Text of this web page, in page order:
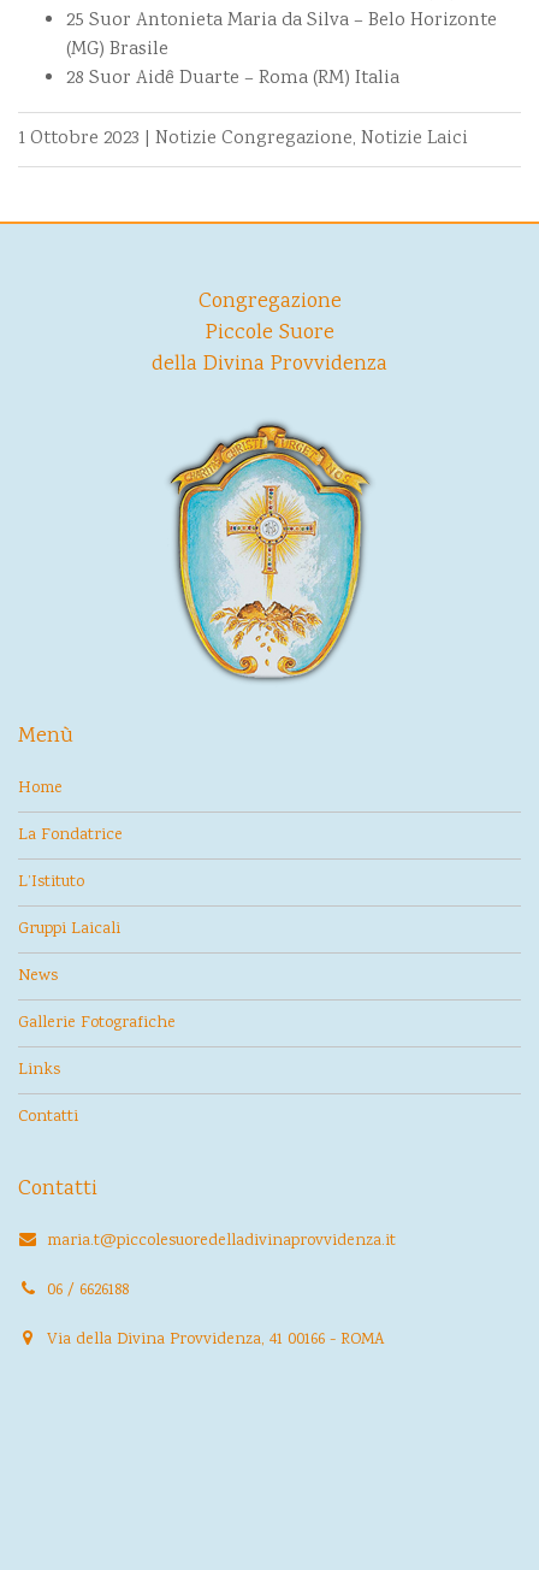
25 Suor Antonieta Maria da Silva – Belo Horizonte
(MG) Brasile
28 Suor Aidê Duarte – Roma (RM) Italia
1 Ottobre 2023 | Notizie Congregazione, Notizie Laici
Congregazione
Piccole Suore
della Divina Provvidenza
Menù
Home
La Fondatrice
L’Istituto
Gruppi Laicali
News
Gallerie Fotografiche
Links
Contatti
Contatti
maria.t@piccolesuoredelladivinaprovvidenza.it
06 / 6626188
Via della Divina Provvidenza, 41 00166 - ROMA